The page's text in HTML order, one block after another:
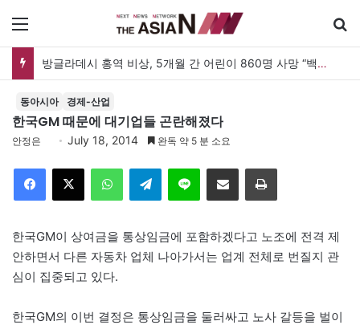
방글라데시 홍역 비상, 5개월 간 어린이 860명 사망 “백신 조달 시스템 변경이 화근”
동아시아 경제-산업
한국GM 때문에 대기업들 곤란해졌다
안정은 July 18, 2014 완독 약 5 분 소요
Telegram 이메일
한국GM이 상여금을 통상임금에 포함하겠다고 노조에 전격 제
안하면서 다른 자동차 업체 나아가서는 업계 전체로 번질지 관
심이 집중되고 있다.
한국GM의 이번 결정은 통상임금을 둘러싸고 노사 갈등을 벌이